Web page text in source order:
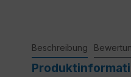
Beschreibung